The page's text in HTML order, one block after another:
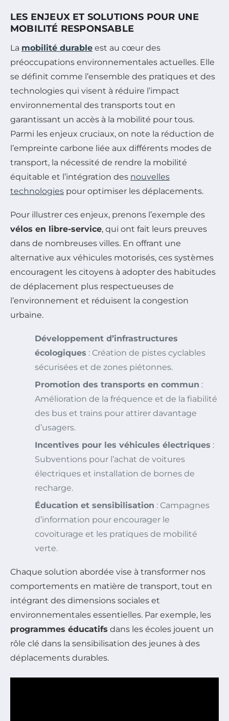
LES ENJEUX ET SOLUTIONS POUR UNE
MOBILITÉ RESPONSABLE
La mobilité durable est au cœur des
préoccupations environnementales actuelles. Elle
se définit comme l’ensemble des pratiques et des
technologies qui visent à réduire l’impact
environnemental des transports tout en
garantissant un accès à la mobilité pour tous.
Parmi les enjeux cruciaux, on note la réduction de
l’empreinte carbone liée aux différents modes de
transport, la nécessité de rendre la mobilité
équitable et l’intégration des nouvelles
technologies pour optimiser les déplacements.
Pour illustrer ces enjeux, prenons l’exemple des
vélos en libre-service, qui ont fait leurs preuves
dans de nombreuses villes. En offrant une
alternative aux véhicules motorisés, ces systèmes
encouragent les citoyens à adopter des habitudes
de déplacement plus respectueuses de
l’environnement et réduisent la congestion
urbaine.
Développement d’infrastructures
écologiques : Création de pistes cyclables
sécurisées et de zones piétonnes.
Promotion des transports en commun :
Amélioration de la fréquence et de la fiabilité
des bus et trains pour attirer davantage
d’usagers.
Incentives pour les véhicules électriques :
Subventions pour l’achat de voitures
électriques et installation de bornes de
recharge.
Éducation et sensibilisation : Campagnes
d’information pour encourager le
covoiturage et les pratiques de mobilité
verte.
Chaque solution abordée vise à transformer nos
comportements en matière de transport, tout en
intégrant des dimensions sociales et
environnementales essentielles. Par exemple, les
programmes éducatifs dans les écoles jouent un
rôle clé dans la sensibilisation des jeunes à des
déplacements durables.